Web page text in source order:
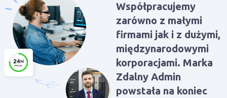
Współpracujemy
zarówno z małymi
firmami jak i z dużymi,
międzynarodowymi
korporacjami. Marka
Zdalny Admin
powstała na koniec